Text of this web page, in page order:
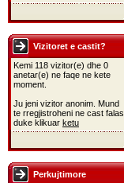
Vizitoret e castit?
Kemi 118 vizitor(e) dhe 0
anetar(e) ne faqe ne kete
moment.
Ju jeni vizitor anonim. Mund
te rregjistroheni ne cast falas
duke klikuar ketu
Perkujtimore